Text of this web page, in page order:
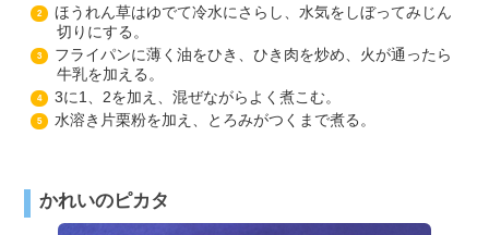
2
ほうれん草はゆでて冷水にさらし、水気をしぼってみじん
切りにする。
3
フライパンに薄く油をひき、ひき肉を炒め、火が通ったら
牛乳を加える。
4 3に1、2を加え、混ぜながらよく煮こむ。
5 水溶き片栗粉を加え、とろみがつくまで煮る。
かれいのピカタ